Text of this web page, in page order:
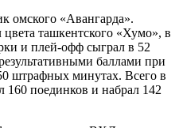
омского «Авангарда».
ташкентского «Хумо», в
и плей-офф сыграл в 52
баллами при
штрафных минутах. Всего в
160 поединков и набрал 142